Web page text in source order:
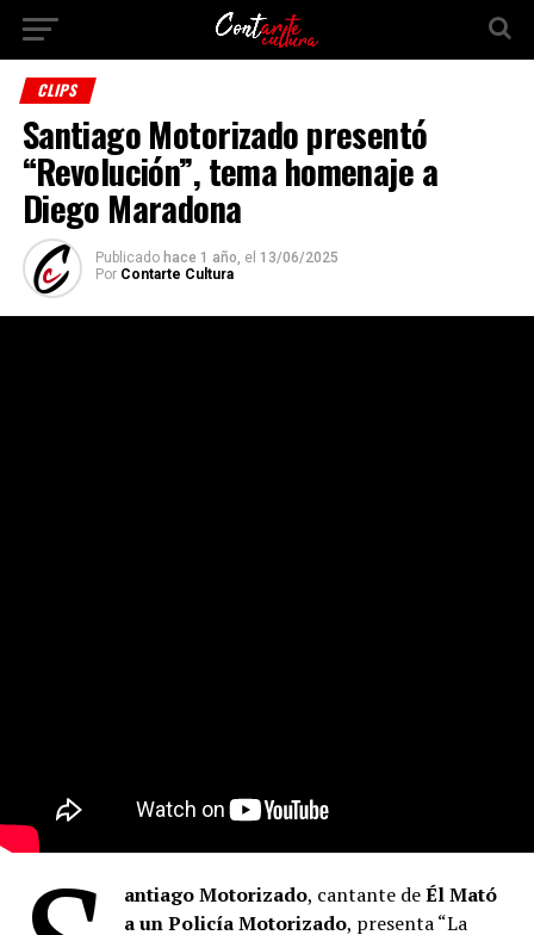
CLIPS
Santiago Motorizado presentó
“Revolución”, tema homenaje a
Diego Maradona
Publicado hace 1 año, el 13/06/2025
Por Contarte Cultura
antiago Motorizado, cantante deÉl Mató
a un Policía Motorizado, presenta “La